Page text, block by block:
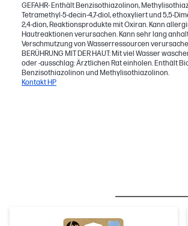
GEFAHR- Enthält Benzisothiazolinon,
Tetramethyl-5-decin-4,7-diol, ethoxyliert und 5,5-
2,4-dion, Reaktionsprodukte mit Oxiran. Kann
Hautreaktionen verursachen. Kann sehr lang
Verschmutzung von Wasserressourcen
BERÜHRUNG MIT DER HAUT: Mit viel Wasser
oder -ausschlag: Ärztlichen Rat einholen. Enthält
Benzisothiazolinon und Methylisothiazolinon.
Kontakt HP